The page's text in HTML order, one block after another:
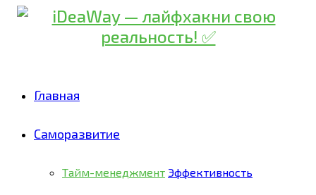
Главная
Саморазвитие
Тайм-менеджмент Эффективность